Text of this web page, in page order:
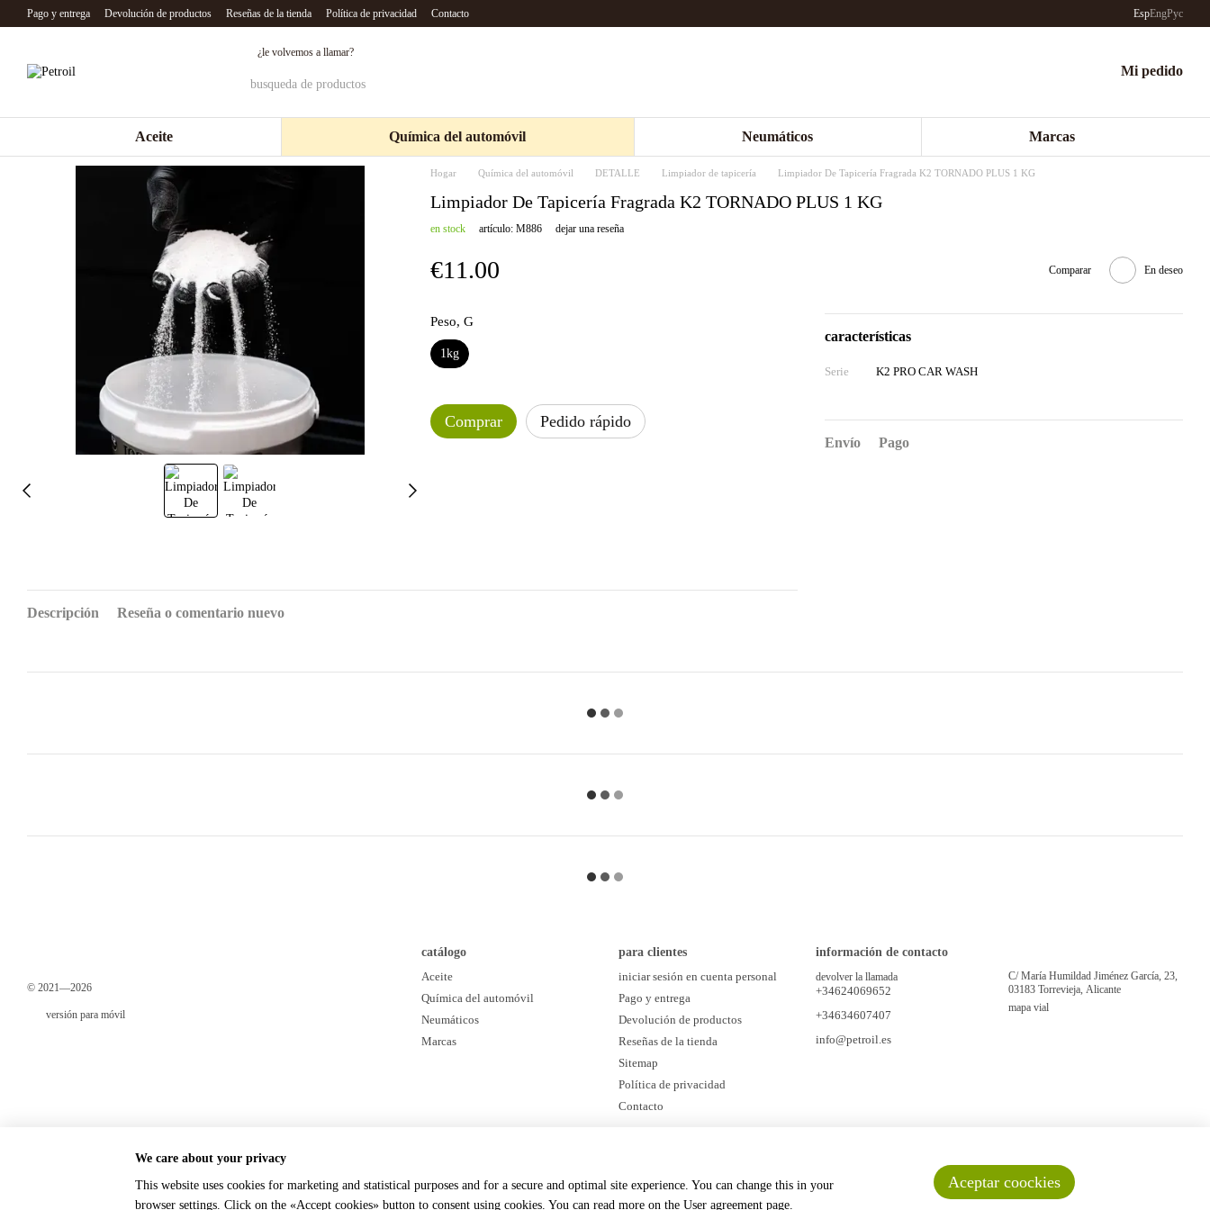
Перейти к основному контенту
Pago y entrega Devolución de productos Reseñas de la tienda Política de privacidad Contacto EspEngРус
¿le volvemos a llamar?
Mi pedido
Aceite Química del automóvil Neumáticos Marcas
Hogar Química del automóvil DETALLE Limpiador de tapicería Limpiador De Tapicería Fragrada K2 TORNADO PLUS 1 KG
Limpiador De Tapicería Fragrada K2 TORNADO PLUS 1 KG
en stock artículo: M886 dejar una reseña
€11.00 Comparar En deseo
Peso, G
1kg
Comprar Pedido rápido
características
Serie K2 PRO CAR WASH
Envío Pago
Descripción Reseña o comentario nuevo
© 2021—2026
versión para móvil
Online store built with Horoshop
catálogo
Aceite
Química del automóvil
Neumáticos
Marcas
para clientes
iniciar sesión en cuenta personal
Pago y entrega
Devolución de productos
Reseñas de la tienda
Sitemap
Política de privacidad
Contacto
información de contacto
devolver la llamada
+34624069652
+34634607407
info@petroil.es
C/ María Humildad Jiménez García, 23,
03183 Torrevieja, Alicante
mapa vial
We care about your privacy
This website uses cookies for marketing and statistical purposes and for a secure and optimal site experience. You can change this in your
browser settings. Click on the «Accept cookies» button to consent using cookies. You can read more on the User agreement page.
Aceptar coockies